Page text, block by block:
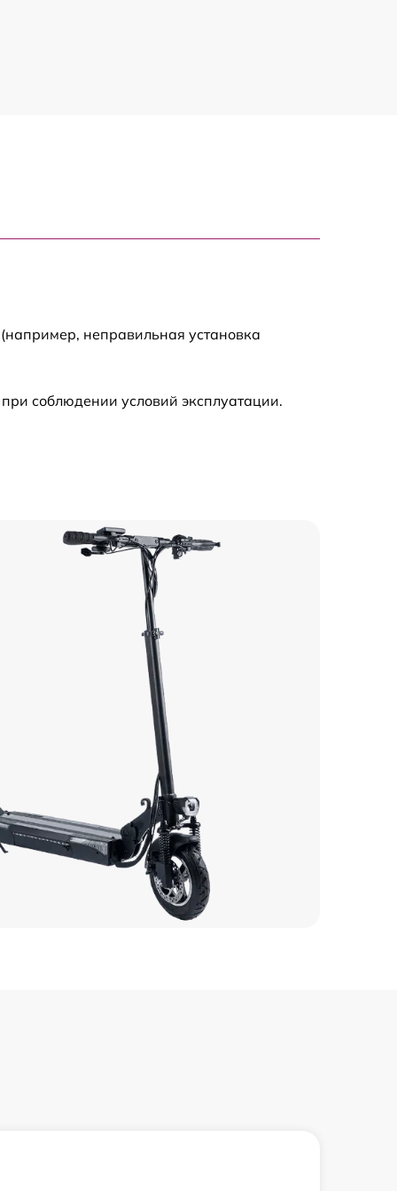
неправильная установка
соблюдении условий эксплуатации.